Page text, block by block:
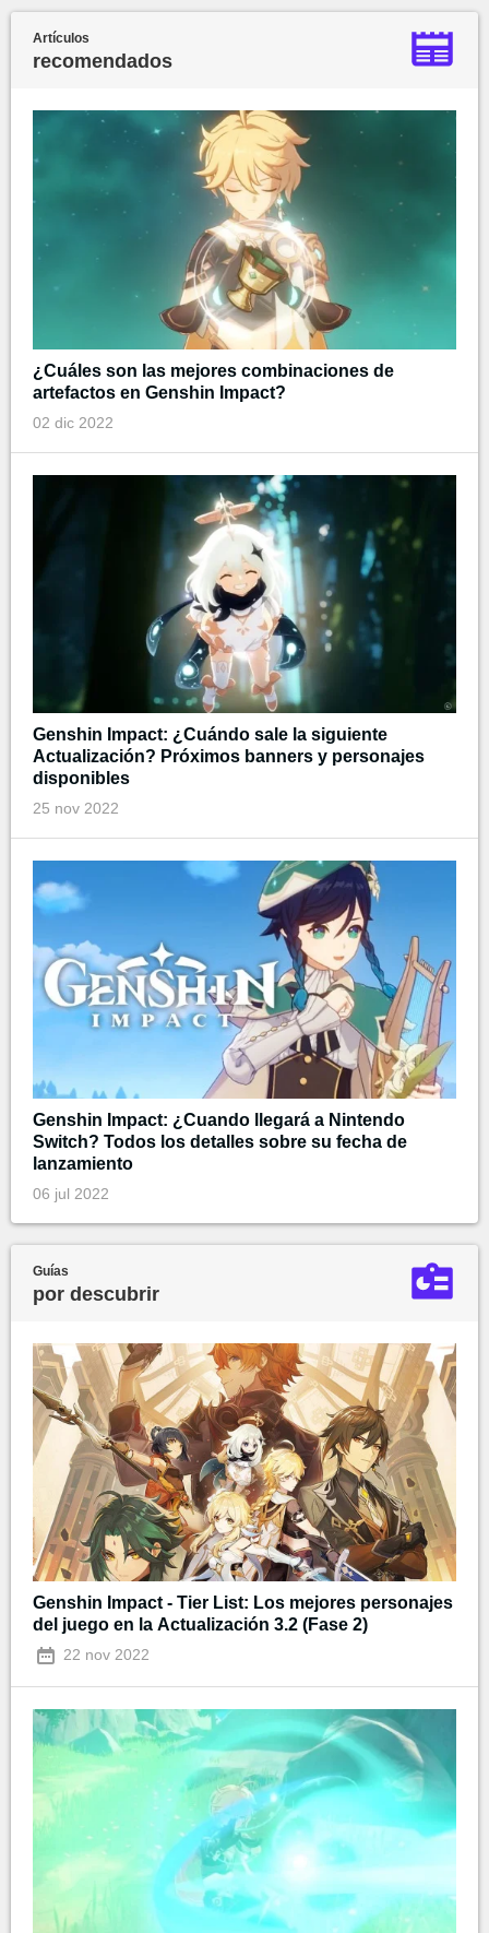
Artículos
recomendados
¿Cuáles son las mejores combinaciones de
artefactos en Genshin Impact?
02 dic 2022
Genshin Impact: ¿Cuándo sale la siguiente
Actualización? Próximos banners y personajes
disponibles
25 nov 2022
Genshin Impact: ¿Cuando llegará a Nintendo
Switch? Todos los detalles sobre su fecha de
lanzamiento
06 jul 2022
Guías
por descubrir
Genshin Impact - Tier List: Los mejores personajes
del juego en la Actualización 3.2 (Fase 2)
22 nov 2022